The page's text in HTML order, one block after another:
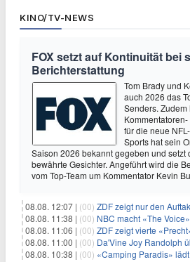
KINO/TV-NEWS
FOX setzt auf Kontinuität bei
Berichterstattung
Tom Brady und
auch 2026 das
Senders. Zudem
für die neue
Sports hat sein
Saison 2026 bekannt gegeben und setzt
bewährte Gesichter. Angeführt wird die
vom Top-Team um Kommentator Kevin
08.08. 12:07 | (00) ZDF zeigt nur den Auftakt
08.08. 11:38 | (00) NBC macht «The
08.08. 11:06 | (00) ZDF zeigt vierte
08.08. 11:00 | (00) Da'Vine Joy Randolph übernimmt
08.08. 10:38 | (00) «Camping Paradis» lädt